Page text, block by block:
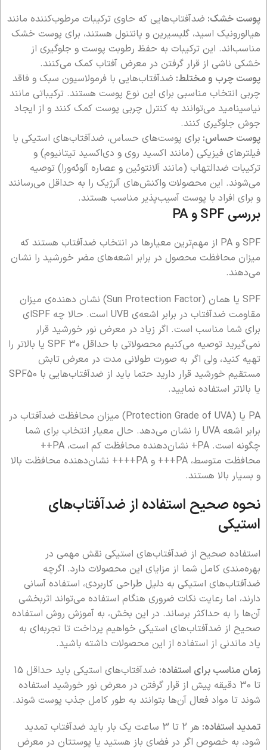
پوست خشک: ضدآفتاب‌هایی که حاوی ترکیبات مرطوب‌کننده مانند
هیالورونیک اسید، گلیسیرین و پانتنول هستند، برای پوست خشک
مناسب‌اند. این ترکیبات به حفظ رطوبت پوست و جلوگیری از
خشکی ناشی از قرار گرفتن در معرض آفتاب کمک می‌کنند.
پوست چرب و مختلط: ضدآفتاب‌هایی با فرمولاسیون سبک و فاقد
چربی انتخاب مناسبی برای این نوع پوست هستند. ترکیباتی مانند
نیاسینامید می‌توانند به کنترل چربی پوست کمک کنند و از ایجاد
جوش جلوگیری کنند.
پوست حساس: برای پوست‌های حساس، ضدآفتاب‌های استیکی با
فیلترهای فیزیکی (مانند اکسید روی و دی‌اکسید تیتانیوم) و
ترکیبات ضدالتهاب (مانند آلانتوئین و عصاره آلوئه‌ورا) توصیه
می‌شوند. این محصولات واکنش‌های آلرژیک را به حداقل می‌رسانند
و برای افراد با پوست آسیب‌پذیر مناسب هستند.
بررسی SPF و PA
SPF و PA از مهم‌ترین معیارها در انتخاب ضدآفتاب هستند که
میزان محافظت محصول در برابر اشعه‌های مضر خورشید را نشان
می‌دهند.
SPF یا همان (Sun Protection Factor) نشان دهنده‌ی میزان
مقاومت ضدآفتاب در برابر اشعه‌ی UVB است. حالا چه SPFای
برای شما مناسب است. اگر زیاد در معرض نور خورشید قرار
نمی‌گیرید توصیه می‌کنیم محصولاتی با حداقل SPF 30 یا بالاتر را
تهیه کنید، ولی اگر به صورت طولانی مدت در معرض تابش
مستقیم خورشید قرار دارید حتما باید از ضدآفتاب‌هایی با SPF50
یا بالاتر استفاده نمایید.
PA یا (Protection Grade of UVA) میزان محافظت ضدآفتاب در
برابر اشعه UVA را نشان می‌دهد. حال معیار انتخاب برای شما
چگونه است. PA+ نشان‌دهنده محافظت کم است، PA++
محافظت متوسط، PA+++ و PA++++ نشان‌دهنده محافظت بالا
و بسیار بالا هستند.
نحوه صحیح استفاده از ضدآفتاب‌های
استیکی
استفاده صحیح از ضدآفتاب‌های استیکی نقش مهمی در
بهره‌مندی کامل شما از مزایای این محصولات دارد. اگرچه
ضدآفتاب‌های استیکی به دلیل طراحی کاربردی، استفاده آسانی
دارند، اما رعایت نکات ضروری هنگام استفاده می‌تواند اثربخشی
آن‌ها را به حداکثر برساند. در این بخش، به آموزش روش استفاده
صحیح از ضدآفتاب‌های استیکی خواهیم پرداخت تا تجربه‌ای به
یاد ماندنی از استفاده از این محصولات داشته باشید.
زمان مناسب برای استفاده:
ضدآفتاب‌های استیکی باید حداقل 15
تا 30 دقیقه پیش از قرار گرفتن در معرض نور خورشید استفاده
شوند تا مواد فعال آن‌ها بتوانند به طور کامل جذب پوست شوند.
تمدید استفاده:
هر 2 تا 3 ساعت یک بار باید ضدآفتاب تمدید
شود، به خصوص اگر در فضای باز هستید یا پوستتان در معرض